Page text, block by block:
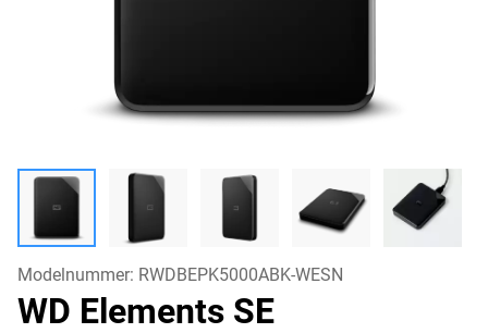
Modelnummer: RWDBEPK5000ABK-WESN
WD Elements SE